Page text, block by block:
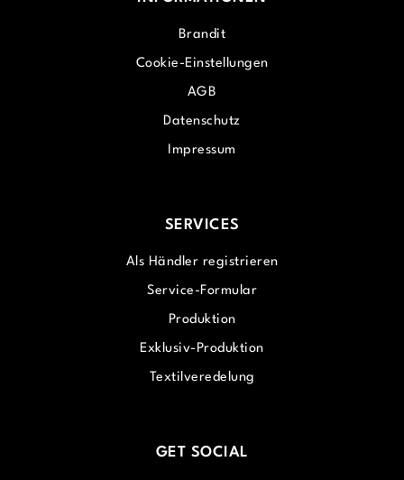
Brandit
Cookie-Einstellungen
AGB
Datenschutz
Impressum
SERVICES
Als Händler registrieren
Service-Formular
Produktion
Exklusiv-Produktion
Textilveredelung
GET SOCIAL